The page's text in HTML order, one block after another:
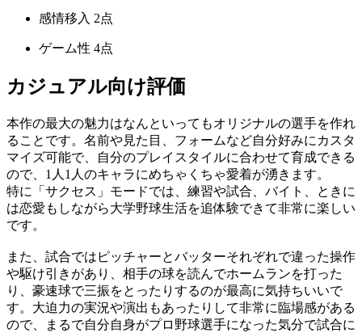
感情移入 2点
ゲーム性 4点
カジュアル向け評価
本作の最大の魅力はなんといってもオリジナルの選手を作れ
ることです。名前や見た目、フォームなど自分好みにカスタ
マイズ可能で、自分のプレイスタイルに合わせて育成できる
ので、1人1人のキャラにめちゃくちゃ愛着が湧きます。
特に「サクセス」モードでは、練習や試合、バイト、ときに
は恋愛もしながら大学野球生活を追体験できて非常に楽しい
です。
また、試合ではピッチャーとバッターそれぞれで違った操作
や駆け引きがあり、相手の球を読んでホームランを打った
り、豪速球で三振をとったりするのが最高に気持ちいいで
す。大迫力の実況や演出もあったりして非常に臨場感がある
ので、まるで自分自身がプロ野球選手になった気分で試合に